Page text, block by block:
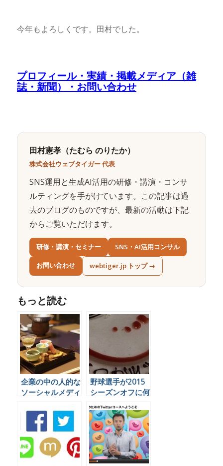
今年もよろしくです。田村でした。
プロフィール・実績・掲載メディア（雑
誌・新聞）・お問い合わせ
田村憲孝（たむら のりたか）
株式会社ウェブタイガー 代表
SNS運用と生成AI活用の研修・講演・コンサ
ルティングを手がけています。この記事は過
去のブログのものですが、最新の活動は下記
からご覧いただけます。
研修・講演・セミナー SNS・AI活用コンサル
お問い合わせ webtiger.jp トップ →
もっと読む
企業の中の人的な
ソーシャルメディ
た超個人的な体験
からその価値を考
える。
野球選手が2015
シーズンオフに何
をやっているかを
Twitterで見てみ
よう